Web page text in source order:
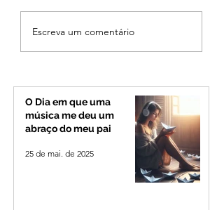
Jovem de 24 anos é
morto após briga
durante luau no
Paranaíba
Escreva um comentário
O Dia em que uma
música me deu um
abraço do meu pai
25 de mai. de 2025